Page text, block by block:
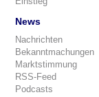
News
Nachrichten
Bekanntmachungen
Marktstimmung
RSS-Feed
Podcasts